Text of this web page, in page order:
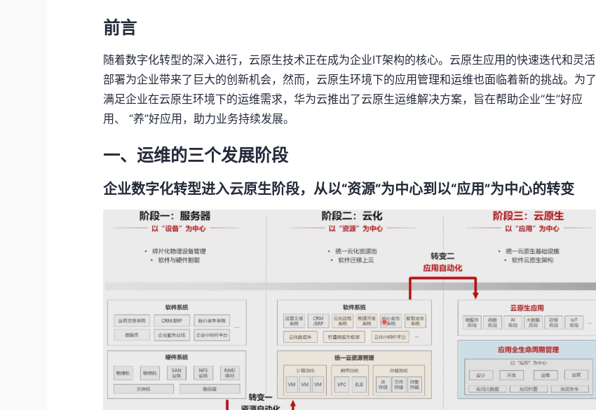
前言
随着数字化转型的深入进行，云原生技术正在成为企业IT架构的核心。云原生应用的快速迭代和灵活
部署为企业带来了巨大的创新机会，然而，云原生环境下的应用管理和运维也面临着新的挑战。为了
满足企业在云原生环境下的运维需求，华为云推出了云原生运维解决方案，旨在帮助企业“生”好应
用、 “养”好应用，助力业务持续发展。
一、 运维的三个发展阶段
企业数字化转型进入云原生阶段，从以“资源”为中心到以“应用”为中心的转变